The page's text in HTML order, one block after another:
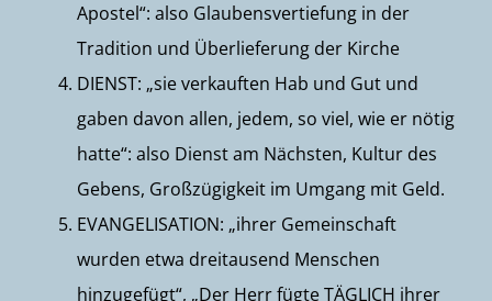
Apostel“: also Glaubensvertiefung in der
Tradition und Überlieferung der Kirche
DIENST: „sie verkauften Hab und Gut und
gaben davon allen, jedem, so viel, wie er nötig
hatte“: also Dienst am Nächsten, Kultur des
Gebens, Großzügigkeit im Umgang mit Geld.
EVANGELISATION: „ihrer Gemeinschaft
wurden etwa dreitausend Menschen
hinzugefügt“, „Der Herr fügte TÄGLICH ihrer